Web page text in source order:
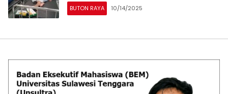
BUTON RAYA 10/14/2025